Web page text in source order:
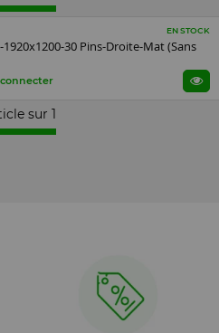
EN STOCK
1920x1200-30 Pins-Droite-Mat (Sans
connecter
sur 1